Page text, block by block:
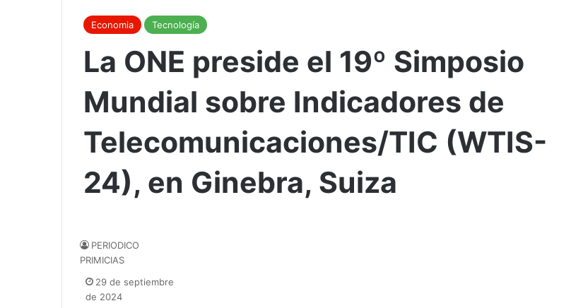
Economia Tecnología
La ONE preside el 19º Simposio
Mundial sobre Indicadores de
Telecomunicaciones/TIC (WTIS-
24), en Ginebra, Suiza
PERIODICO
PRIMICIAS
29 de septiembre
de 2024